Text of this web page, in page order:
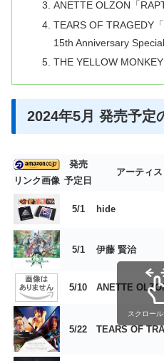
ANETTE OLZON「
TEARS OF TRAGEDY
15th Anniversary Special
THE YELLOW MONKEY
2024年5月 発売予定
リンク画像
発売
予定日
アーティ
5/1 hide
5/1 伊藤 賢治
5/10 ANETTE
5/22 TEARS OF
スクロー